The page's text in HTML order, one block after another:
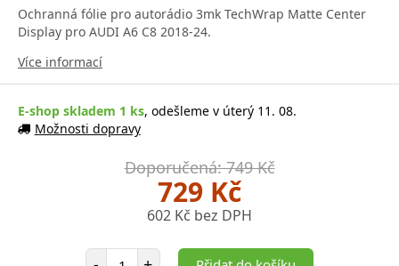
Ochranná fólie pro autorádio 3mk TechWrap Matte Center
Display pro AUDI A6 C8 2018-24.
Více informací
E-shop skladem 1 ks, odešleme v úterý 11. 08.
Možnosti dopravy
Doporučená: 749 Kč
729 Kč
602 Kč bez DPH
Počet položek